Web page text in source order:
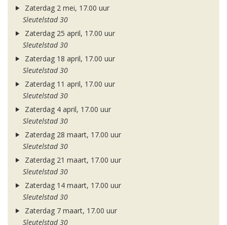
Zaterdag 2 mei, 17.00 uur
Sleutelstad 30
Zaterdag 25 april, 17.00 uur
Sleutelstad 30
Zaterdag 18 april, 17.00 uur
Sleutelstad 30
Zaterdag 11 april, 17.00 uur
Sleutelstad 30
Zaterdag 4 april, 17.00 uur
Sleutelstad 30
Zaterdag 28 maart, 17.00 uur
Sleutelstad 30
Zaterdag 21 maart, 17.00 uur
Sleutelstad 30
Zaterdag 14 maart, 17.00 uur
Sleutelstad 30
Zaterdag 7 maart, 17.00 uur
Sleutelstad 30